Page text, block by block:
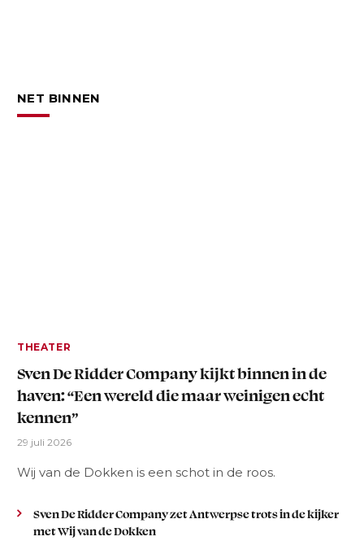
NET BINNEN
THEATER
Sven De Ridder Company kijkt binnen in de
haven: “Een wereld die maar weinigen echt
kennen”
29 juli 2026
Wij van de Dokken is een schot in de roos.
Sven De Ridder Company zet Antwerpse trots in de kijker
met Wij van de Dokken